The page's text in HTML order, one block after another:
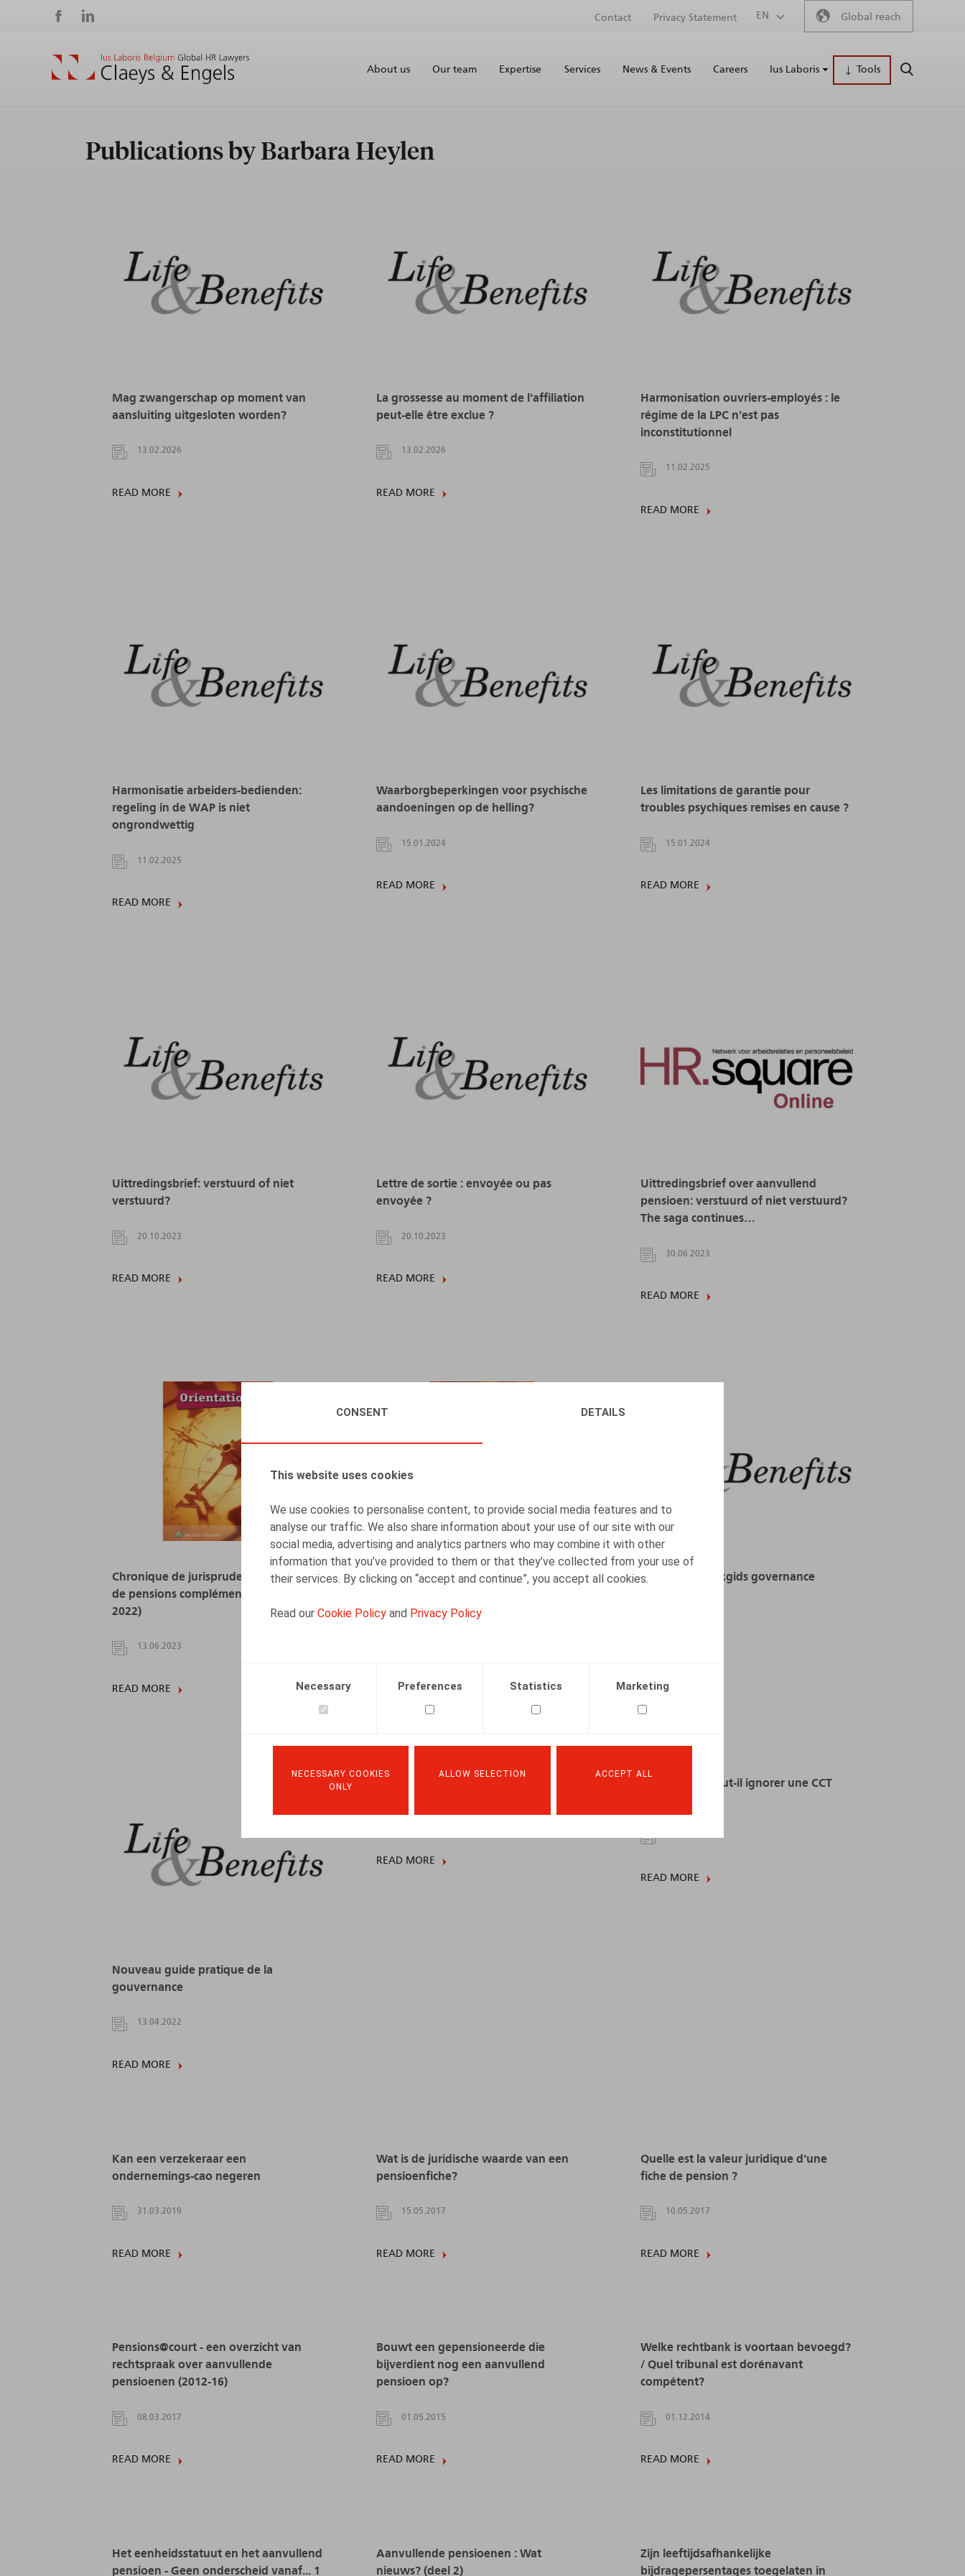
CONSENT DETAILS
This website uses cookies
We use cookies to personalise content, to provide social media features and to
analyse our traffic. We also share information about your use of our site with our
social media, advertising and analytics partners who may combine it with other
information that you’ve provided to them or that they’ve collected from your use of
their services. By clicking on “accept and continue”, you accept all cookies.
Read our Cookie Policy and Privacy Policy
Necessary Preferences Statistics Marketing
NECESSARY COOKIES
ONLY
ALLOW SELECTION ACCEPT ALL
Social
media
Secondary
menu
Contact Privacy Statement EN Global reach
Main
About us Our team Expertise Services News & Events Careers Ius Laboris Tools SEARCH
Publications by Barbara Heylen
Mag zwangerschap op moment van
aansluiting uitgesloten worden?
13.02.2026
READ MORE
La grossesse au moment de l'affiliation
peut-elle être exclue ?
13.02.2026
READ MORE
Harmonisation ouvriers-employés : le
régime de la LPC n'est pas
inconstitutionnel
11.02.2025
READ MORE
Harmonisatie arbeiders-bedienden:
regeling in de WAP is niet
ongrondwettig
11.02.2025
READ MORE
Waarborgbeperkingen voor psychische
aandoeningen op de helling?
15.01.2024
READ MORE
Les limitations de garantie pour
troubles psychiques remises en cause ?
15.01.2024
READ MORE
Uittredingsbrief: verstuurd of niet
verstuurd?
20.10.2023
READ MORE
Lettre de sortie : envoyée ou pas
envoyée ?
20.10.2023
READ MORE
Uittredingsbrief over aanvullend
pensioen: verstuurd of niet verstuurd?
The saga continues…
30.06.2023
READ MORE
Chronique de jurisprudence en matière
de pensions complémentaires (2017-
2022)
13.06.2023
READ MORE
Pensions@court – een overzicht van
pensioenen (2017-2022) – Deel 2
READ MORE
Nieuwe praktijkgids governance
Nouveau guide pratique de la
gouvernance
13.04.2022
READ MORE
READ MORE
Un assureur peut-il ignorer une CCT
READ MORE
Kan een verzekeraar een
ondernemings-cao negeren
31.03.2019
READ MORE
Wat is de juridische waarde van een
pensioenfiche?
15.05.2017
READ MORE
Quelle est la valeur juridique d'une
fiche de pension ?
10.05.2017
READ MORE
Pensions@court - een overzicht van
rechtspraak over aanvullende
pensioenen (2012-16)
08.03.2017
READ MORE
Bouwt een gepensioneerde die
bijverdient nog een aanvullend
pensioen op?
01.05.2015
READ MORE
Welke rechtbank is voortaan bevoegd?
/ Quel tribunal est dorénavant
compétent?
01.12.2014
READ MORE
Het eenheidsstatuut en het aanvullend
pensioen - Geen onderscheid vanaf... 1
Aanvullende pensioenen : Wat
nieuws? (deel 2)
Zijn leeftijdsafhankelijke
bijdragepersentages toegelaten in